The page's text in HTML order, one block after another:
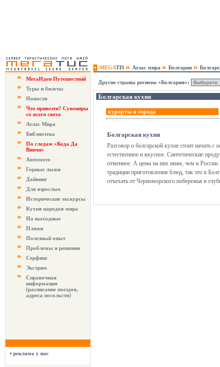
MEGATIS Атлас мира Болгария
МегаИдеи Путешествий
Туры и билеты
Новости
Что привезти? Сувениры
со всего света
Атлас Мира
Библиотека
По следам «Кода Да
Винчи»
Автомото
Горные лыжи
Дайвинг
Для взрослых
Исторические экскурсы
Кухня народов мира
На выходные
Пляжи
Полезный опыт
Проблемы и решения
Серфинг
Экстрим
Справочная
информация
(расписание поездов,
адреса посольств)
реклама у нас
Другие страны региона «Болгария»:
Болгарская кухня
курорты и города
Болгарская кухня
Разговор о болгарской кухне стоит начать с
естественное и вкусное. Синтетические
отменное. А цены на них ниже, чем в России.
традиции приготовления блюд, так это в
отъехать от Черноморского побережья в